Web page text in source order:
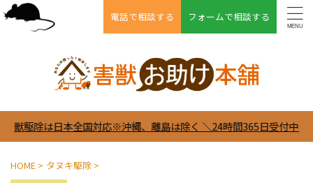
電話で相談する フォームで相談する
本全国対応※沖縄、離島は除く ＼24時間365日受付中／
HOME > タヌキ駆除 >